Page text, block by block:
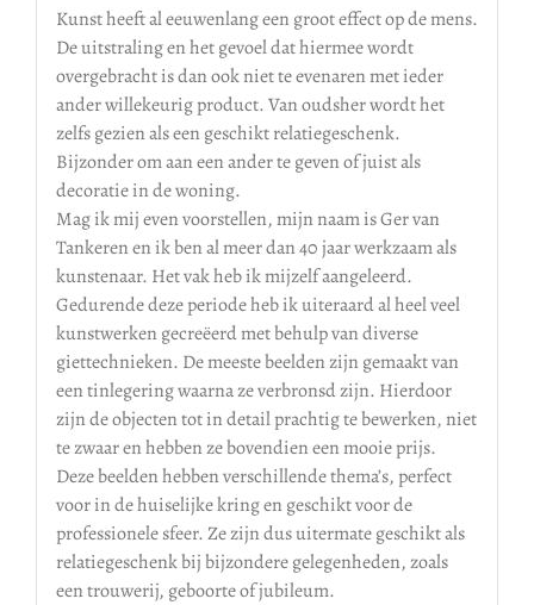
Kunst heeft al eeuwenlang een groot effect op de mens.
De uitstraling en het gevoel dat hiermee wordt
overgebracht is dan ook niet te evenaren met ieder
ander willekeurig product. Van oudsher wordt het
zelfs gezien als een geschikt relatiegeschenk.
Bijzonder om aan een ander te geven of juist als
decoratie in de woning.
Mag ik mij even voorstellen, mijn naam is Ger van
Tankeren en ik ben al meer dan 40 jaar werkzaam als
kunstenaar. Het vak heb ik mijzelf aangeleerd.
Gedurende deze periode heb ik uiteraard al heel veel
kunstwerken gecreëerd met behulp van diverse
giettechnieken. De meeste beelden zijn gemaakt van
een tinlegering waarna ze verbronsd zijn. Hierdoor
zijn de objecten tot in detail prachtig te bewerken, niet
te zwaar en hebben ze bovendien een mooie prijs.
Deze beelden hebben verschillende thema’s, perfect
voor in de huiselijke kring en geschikt voor de
professionele sfeer. Ze zijn dus uitermate geschikt als
relatiegeschenk bij bijzondere gelegenheden, zoals
een trouwerij, geboorte of jubileum.